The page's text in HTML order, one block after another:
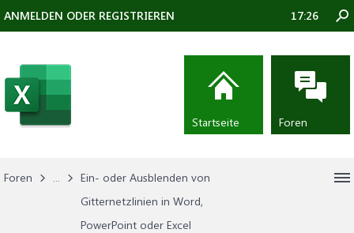
Foren ...
Ein- oder Ausblenden von
Gitternetzlinien in Word,
PowerPoint oder Excel
ANMELDEN ODER REGISTRIEREN 17:26
Startseite Foren